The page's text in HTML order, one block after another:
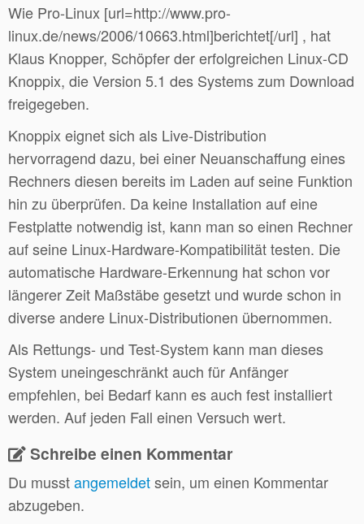
Wie Pro-Linux [url=http://www.pro-
linux.de/news/2006/10663.html]berichtet[/url] , hat
Klaus Knopper, Schöpfer der erfolgreichen Linux-CD
Knoppix, die Version 5.1 des Systems zum Download
freigegeben.
Knoppix eignet sich als Live-Distribution
hervorragend dazu, bei einer Neuanschaffung eines
Rechners diesen bereits im Laden auf seine Funktion
hin zu überprüfen. Da keine Installation auf eine
Festplatte notwendig ist, kann man so einen Rechner
auf seine Linux-Hardware-Kompatibilität testen. Die
automatische Hardware-Erkennung hat schon vor
längerer Zeit Maßstäbe gesetzt und wurde schon in
diverse andere Linux-Distributionen übernommen.
Als Rettungs- und Test-System kann man dieses
System uneingeschränkt auch für Anfänger
empfehlen, bei Bedarf kann es auch fest installiert
werden. Auf jeden Fall einen Versuch wert.
Schreibe einen Kommentar
Du musstangemeldetsein, um einen Kommentar
abzugeben.